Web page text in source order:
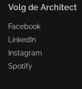
Volg de Architect
Facebook
LinkedIn
Instagram
Spotify